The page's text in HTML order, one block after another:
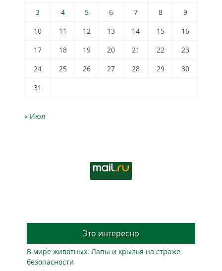
3
4 5 6 7 8
9
10
11 12 13 14 15
16
17
18 19 20 21 22
23
24
25 26 27 28 29
30
31
« Июл
Это интересно
В мире животных: Лапы и крылья на страже
безопасности